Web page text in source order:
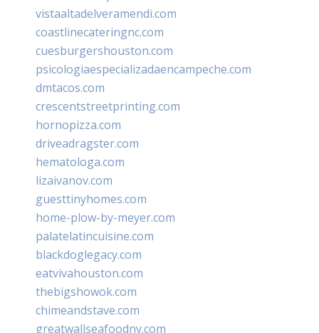
vistaaltadelveramendi.com
coastlinecateringnc.com
cuesburgershouston.com
psicologiaespecializadaencampeche.com
dmtacos.com
crescentstreetprinting.com
hornopizza.com
driveadragster.com
hematologa.com
lizaivanov.com
guesttinyhomes.com
home-plow-by-meyer.com
palatelatincuisine.com
blackdoglegacy.com
eatvivahouston.com
thebigshowok.com
chimeandstave.com
greatwallseafoodny.com